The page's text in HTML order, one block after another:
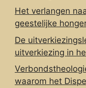
Het verlangen
geestelijke
De
uitverkiezing in
waarom het